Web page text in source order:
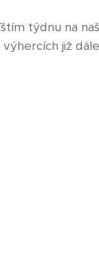
týdnu na
již